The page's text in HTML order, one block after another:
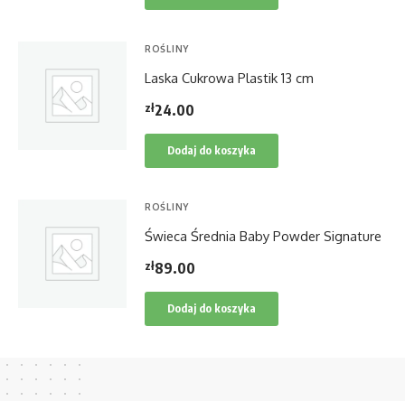
ROŚLINY
Laska Cukrowa Plastik 13 cm
zł24.00
Dodaj do koszyka
ROŚLINY
Świeca Średnia Baby Powder Signature
zł89.00
Dodaj do koszyka